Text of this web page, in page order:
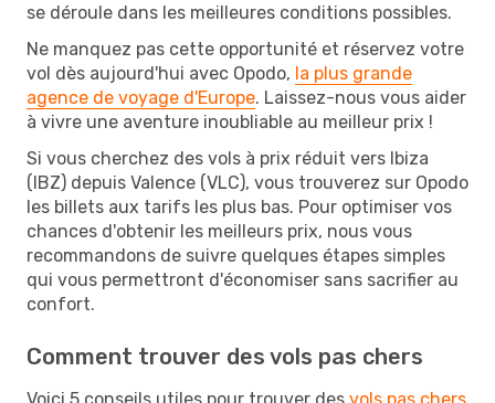
se déroule dans les meilleures conditions possibles.
Ne manquez pas cette opportunité et réservez votre
vol dès aujourd'hui avec Opodo, la plus grande
agence de voyage d'Europe. Laissez-nous vous aider
à vivre une aventure inoubliable au meilleur prix !
Si vous cherchez des vols à prix réduit vers Ibiza
(IBZ) depuis Valence (VLC), vous trouverez sur Opodo
les billets aux tarifs les plus bas. Pour optimiser vos
chances d'obtenir les meilleurs prix, nous vous
recommandons de suivre quelques étapes simples
qui vous permettront d'économiser sans sacrifier au
confort.
Comment trouver des vols pas chers